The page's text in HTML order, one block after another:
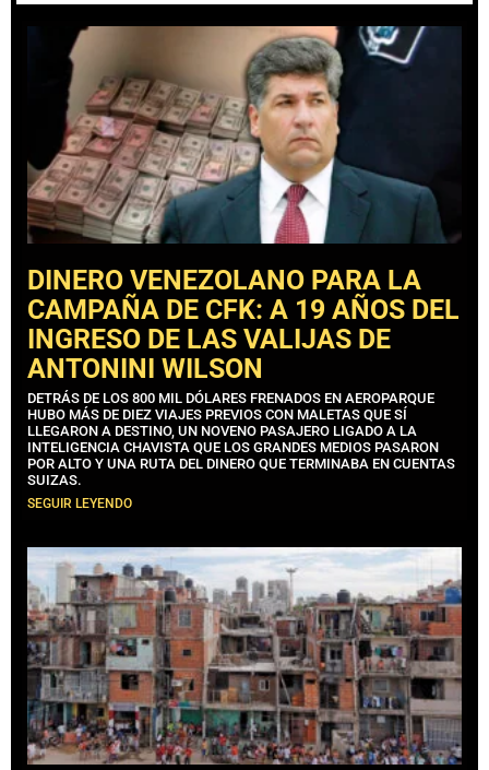
DINERO VENEZOLANO PARA LA
CAMPAÑA DE CFK: A 19 AÑOS DEL
INGRESO DE LAS VALIJAS DE
ANTONINI WILSON
DETRÁS DE LOS 800 MIL DÓLARES FRENADOS EN AEROPARQUE
HUBO MÁS DE DIEZ VIAJES PREVIOS CON MALETAS QUE SÍ
LLEGARON A DESTINO, UN NOVENO PASAJERO LIGADO A LA
INTELIGENCIA CHAVISTA QUE LOS GRANDES MEDIOS PASARON
POR ALTO Y UNA RUTA DEL DINERO QUE TERMINABA EN CUENTAS
SUIZAS.
SEGUIR LEYENDO